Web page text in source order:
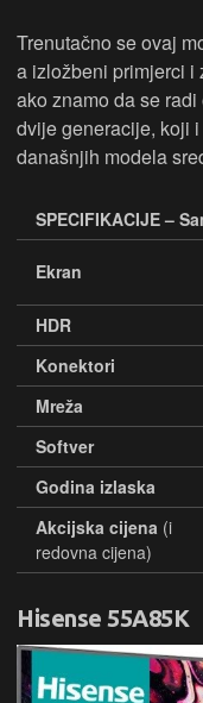
Trenutačno se ovaj
a izložbeni primjerci i
ako znamo da se
dvije generacije, koji
današnjih modela
SPECIFIKACIJE –
Ekran
HDR
Konektori
Mreža
Softver
Godina izlaska
Akcijska cijena (i
redovna cijena)
Hisense 55A85K